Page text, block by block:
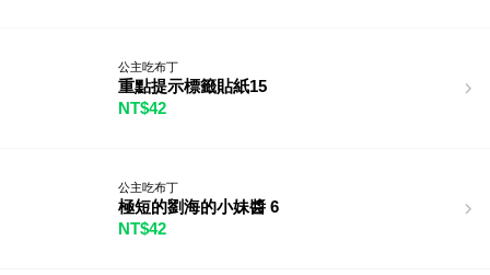
公主吃布丁
重點提示標籤貼紙15
NT$42
公主吃布丁
極短的劉海的小妹醬 6
NT$42